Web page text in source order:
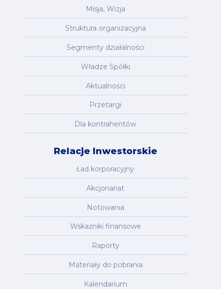
Misja, Wizja
Struktura organizacyjna
Segmenty działalności
Władze Spółki
Aktualności
Przetargi
Dla kontrahentów
Relacje Inwestorskie
Ład korporacyjny
Akcjonariat
Notowania
Wskaźniki finansowe
Raporty
Materiały do pobrania
Kalendarium